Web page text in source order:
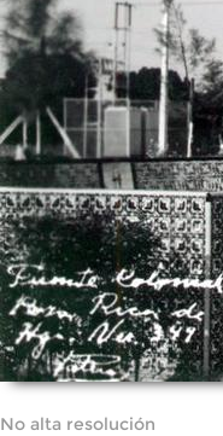
No alta resolución